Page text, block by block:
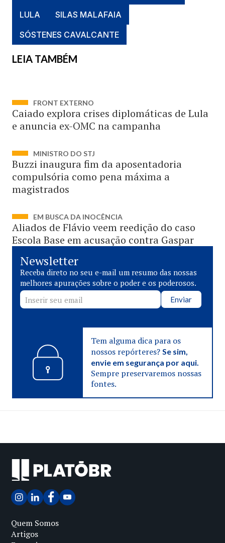
LULA
SILAS MALAFAIA
SÓSTENES CAVALCANTE
LEIA TAMBÉM
FRONT EXTERNO
Caiado explora crises diplomáticas de Lula
e anuncia ex-OMC na campanha
MINISTRO DO STJ
Buzzi inaugura fim da aposentadoria
compulsória como pena máxima a
magistrados
EM BUSCA DA INOCÊNCIA
Aliados de Flávio veem reedição do caso
Escola Base em acusação contra Gaspar
Newsletter
Receba direto no seu e-mail um resumo das nossas
melhores apurações sobre o poder e os poderosos.
Enviar
Tem alguma dica para os
nossos repórteres? Se sim,
envie em segurança por aqui.
Sempre preservaremos nossas
fontes.
Quem Somos
Artigos